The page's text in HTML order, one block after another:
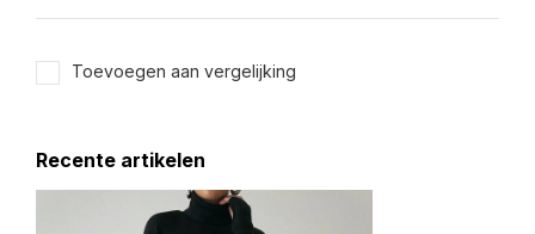
Toevoegen aan vergelijking
Recente artikelen